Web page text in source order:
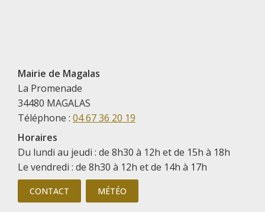
Mairie de Magalas
La Promenade
34480 MAGALAS
Téléphone : 04 67 36 20 19
Horaires
Du lundi au jeudi : de 8h30 à 12h et de 15h à 18h
Le vendredi : de 8h30 à 12h et de 14h à 17h
CONTACT MÉTÉO